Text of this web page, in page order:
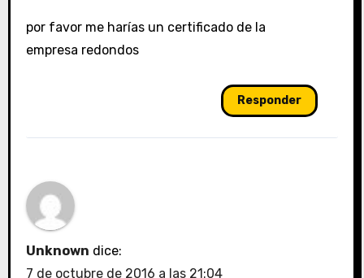
por favor me harías un certificado de la
empresa redondos
Responder
Unknown dice:
7 de octubre de 2016 a las 21:04